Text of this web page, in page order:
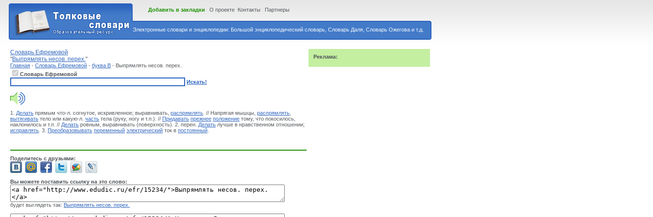
Электронные словари и энциклопедии: Большой энциклопедический словарь, Словарь Даля, Словарь Ожегова и т.д.
Добавить в закладки О проекте Контакты Партнеры
Словарь Ефремовой
"Выпрямлять несов. перех."
Главная - Словарь Ефремовой - буква В - Выпрямлять несов. перех.
Словарь Ефремовой
Искать!
1. Делать прямым что-л. согнутое, искривленное; выравнивать, распрямлять . // Напрягая мышцы, распрямлять
вытягивать тело или какую-л. часть тела (руку, ногу и т.п.). // Придавать прежнее положение тому, что покосилось,
наклонилось и т.п. // Делать ровным, выравнивать (поверхность). 2. перен. Делать лучше в нравственном отношении;
исправлять . 3. Преобразовывать переменный электрический ток в постоянный
Поделитесь с друзьями:
Вы можете поставить ссылку на это слово:
будет выглядеть так: Выпрямлять несов. перех.
Реклама: